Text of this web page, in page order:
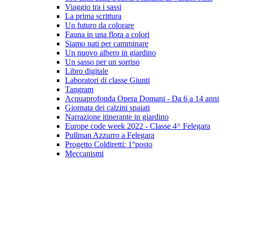
Viaggio tra i sassi
La prima scrittura
Un futuro da colorare
Fauna in una flora a colori
Siamo nati per camminare
Un nuovo albero in giardino
Un sasso per un sorriso
Libro digitale
Laboratori di classe Giunti
Tangram
Acquaprofonda Opera Domani - Da 6 a 14 anni
Giornata dei calzini spaiati
Narrazione itinerante in giardino
Europe code week 2022 - Classe 4^ Felegara
Pullman Azzurro a Felegara
Progetto Coldiretti: 1°posto
Meccanismi